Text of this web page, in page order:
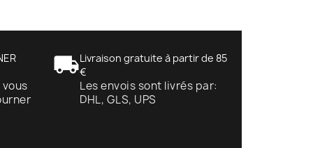
local_shippingLivraison gratuite à partir de 85
€
Les envois sont livrés par:
DHL, GLS, UPS